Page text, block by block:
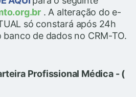
. A alteração do e-
só constará após 24h
banco de dados no CRM-TO.
Profissional Médica - (